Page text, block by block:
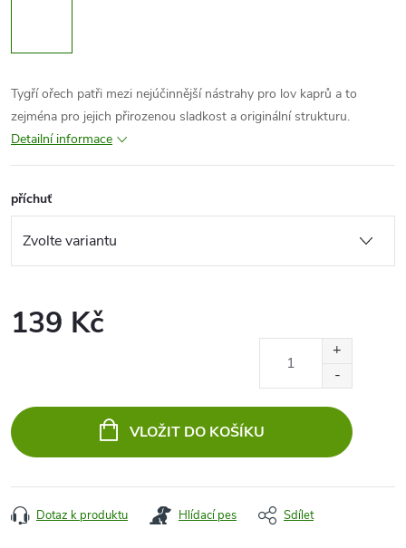
Tygří ořech patři mezi nejúčinnější nástrahy pro lov kaprů a to
zejména pro jejich přirozenou sladkost a originální strukturu.
Detailní informace
příchuť
139 Kč
VLOŽIT DO KOŠÍKU
Dotaz k produktu Hlídací pes Sdílet